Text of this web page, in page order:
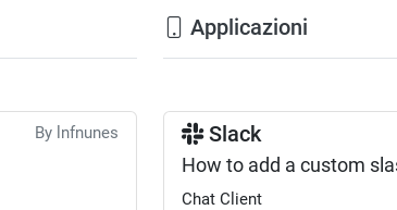
By lnfnunes
Applicazioni
Slack
How to add a custom
Chat Client